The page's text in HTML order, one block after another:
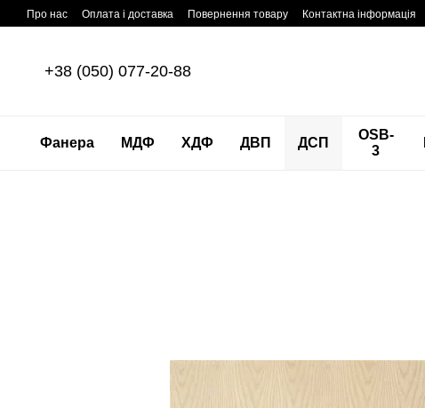
Перейти до основного контенту
Про нас Оплата і доставка Повернення товару Контактна інформація
+38 (050) 077-20-88
Фанера МДФ ХДФ ДВП ДСП
OSB-
3